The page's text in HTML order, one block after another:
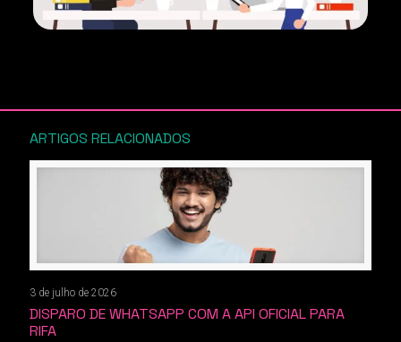
ARTIGOS RELACIONADOS
3 de julho de 2026
DISPARO DE WHATSAPP COM A API OFICIAL PARA
RIFA